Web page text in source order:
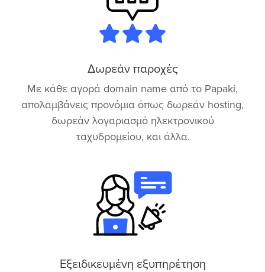
Δωρεάν παροχές
Με κάθε αγορά domain name από το Papaki,
απολαμβάνεις προνόμια όπως δωρεάν hosting,
δωρεάν λογαριασμό ηλεκτρονικού
ταχυδρομείου, και άλλα.
Εξειδικευμένη εξυπηρέτηση